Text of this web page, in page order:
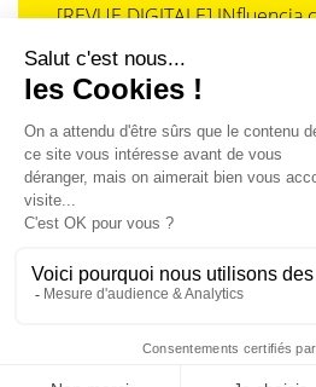
[REVUE DIGITALE] INfluencia
prochain numéro à une
centrale dans l’économie
ce que la singularité à l’heure
standardisation généralisée ?
la singularité là où elle est la
: dans l’entreprise, dans la
organisations, dans les choix
J'ACHÈTE LE